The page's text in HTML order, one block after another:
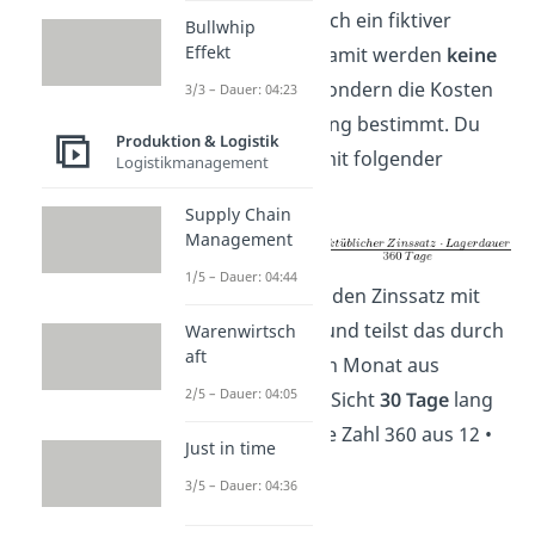
Lagerzinssatz auch ein fiktiver
Zinssatz. Denn damit werden keine
echten Zinsen
, sondern die Kosten
für die Einlagerung bestimmt. Du
berechnest ihn mit folgender
Du multiplizierst den Zinssatz mit
der Lagerdauer und teilst das durch
360 Tage. Weil ein Monat aus
kaufmännischer Sicht30 Tage lang
ist, ergibt sich die Zahl 360 aus 12 •
Bullwhip
Effekt
3/3 – Dauer: 04:23
Produktion & Logistik
Logistikmanagement
Supply Chain
Management
1/5 – Dauer: 04:44
Warenwirtsch
aft
2/5 – Dauer: 04:05
Just in time
3/5 – Dauer: 04:36